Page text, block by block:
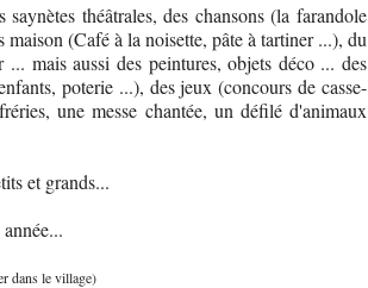
théâtrales, des chansons (la farandole
(Café à la noisette, pâte à tartiner ...), du
... mais aussi des peintures, objets déco ... des
poterie ...), des jeux (concours de casse-
une messe chantée, un défilé d'animaux
et grands...
dans le village)